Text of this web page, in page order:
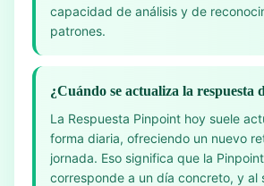
capacidad de análisis y de
patrones.
¿Cuándo se actualiza la respuesta
La Respuesta Pinpoint hoy suele
forma diaria, ofreciendo un nuevo
jornada. Eso significa que la
corresponde a un día concreto, y al